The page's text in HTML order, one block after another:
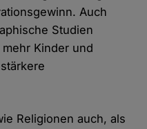
Auch
Studien
Kinder und
Religionen auch, als